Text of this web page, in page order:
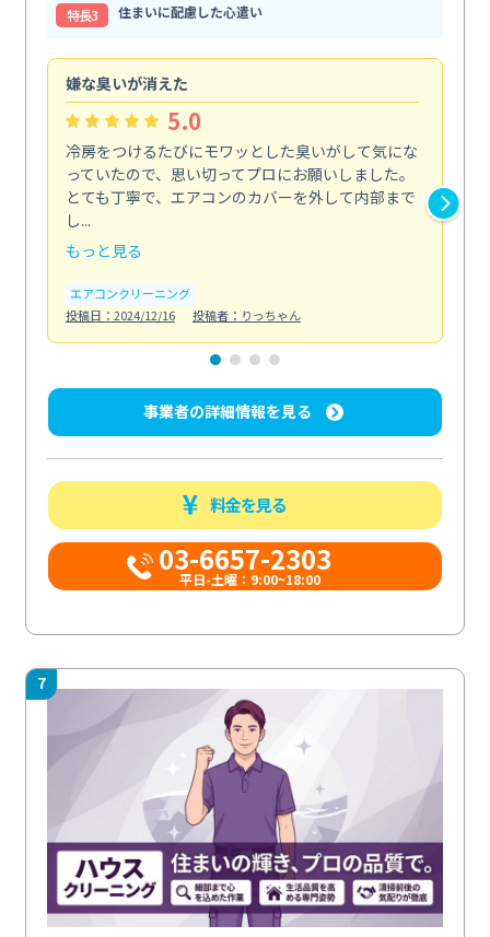
特⻑3
住まいに配慮した心遣い
嫌な臭いが消えた
5.0
冷房をつけるたびにモワッとした臭いがして気にな
っていたので、思い切ってプロにお願いしました。
とても丁寧で、エアコンのカバーを外して内部まで
し...
もっと見る
エアコンクリーニング
投稿日：2024/12/16
投稿者：りっちゃん
事業者の詳細情報を見る
料金を見る
03-6657-2303
平日-土曜：9:00~18:00
7